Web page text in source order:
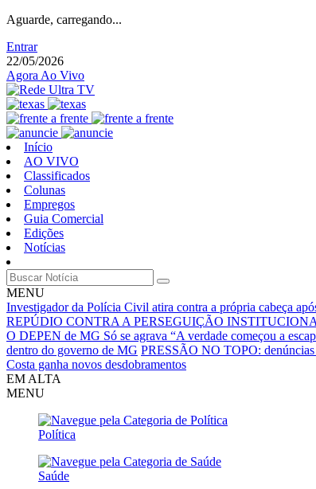
Aguarde, carregando...
Entrar
22/05/2026
Agora Ao Vivo
Início
AO VIVO
Classificados
Colunas
Empregos
Guia Comercial
Edições
Notícias
MENU
Investigador da Polícia Civil atira contra a própria cabeça
REPÚDIO CONTRA A PERSEGUIÇÃO
O DEPEN de MG Só se agrava “A verdade começou a
dentro do governo de MG PRESSÃO NO TOPO: denúncias
Costa ganha novos desdobramentos
EM ALTA
MENU
Política
Saúde